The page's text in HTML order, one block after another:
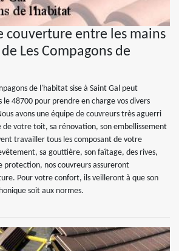
couverture entre les mains
Les Compagons de
de l'habitat sise à Saint Gal peut
le 48700 pour prendre en charge vos divers
avons une équipe de couvreurs très aguerri
de votre toit, sa rénovation, son embellissement
travailler tous les composant de votre
sa gouttière, son faîtage, des rives,
protection, nos couvreurs assureront
Pour votre confort, ils veilleront à que son
soit aux normes.